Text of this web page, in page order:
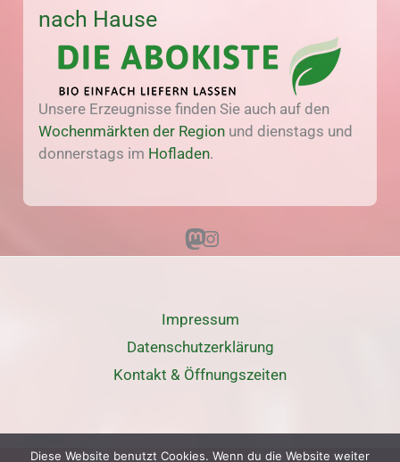
nach Hause
Unsere Erzeugnisse finden Sie auch auf den
Wochenmärkten der Region und dienstags und
donnerstags im Hofladen.
MastodonInstagram
Impressum
Datenschutz­erklärung
Kontakt & Öffnungszeiten
Diese Website benutzt Cookies. Wenn du die Website weiter